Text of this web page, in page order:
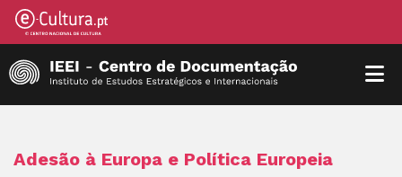
Adesão à Europa e Política Europeia